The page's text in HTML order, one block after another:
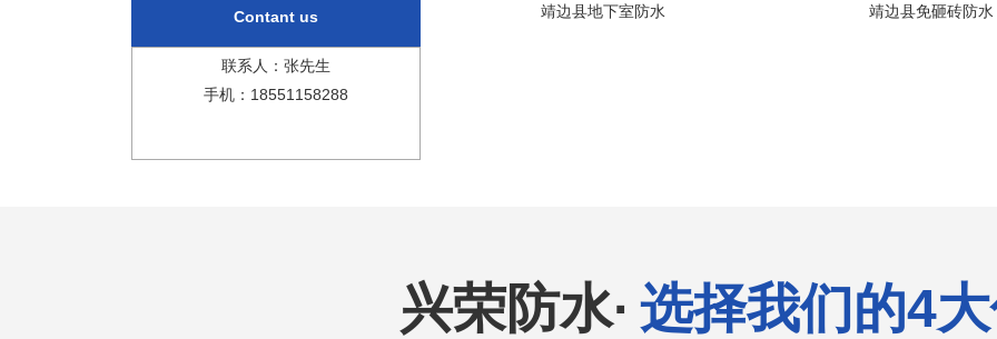
Contant us
联系人：张先生
手机：18551158288
靖边县地下室防水 靖边县免砸砖防水
兴荣防水· 选择我们的4